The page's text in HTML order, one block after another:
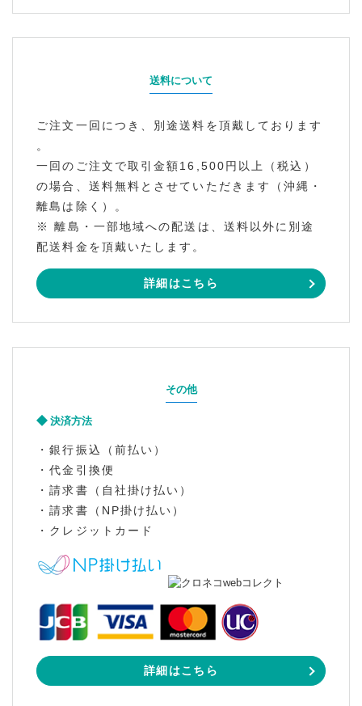
送料について
ご注文一回につき、別途送料を頂戴しております
。
一回のご注文で取引金額16,500円以上（税込）
の場合、送料無料とさせていただきます（沖縄・
離島は除く）。
※ 離島・一部地域への配送は、送料以外に別途
配送料金を頂戴いたします。
詳細はこちら
その他
決済方法
・銀行振込（前払い）
・代金引換便
・請求書（自社掛け払い）
・請求書（NP掛け払い）
・クレジットカード
詳細はこちら